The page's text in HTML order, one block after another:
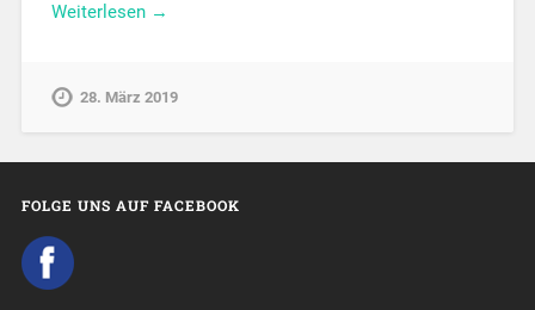
Weiterlesen →
28. März 2019
FOLGE UNS AUF FACEBOOK